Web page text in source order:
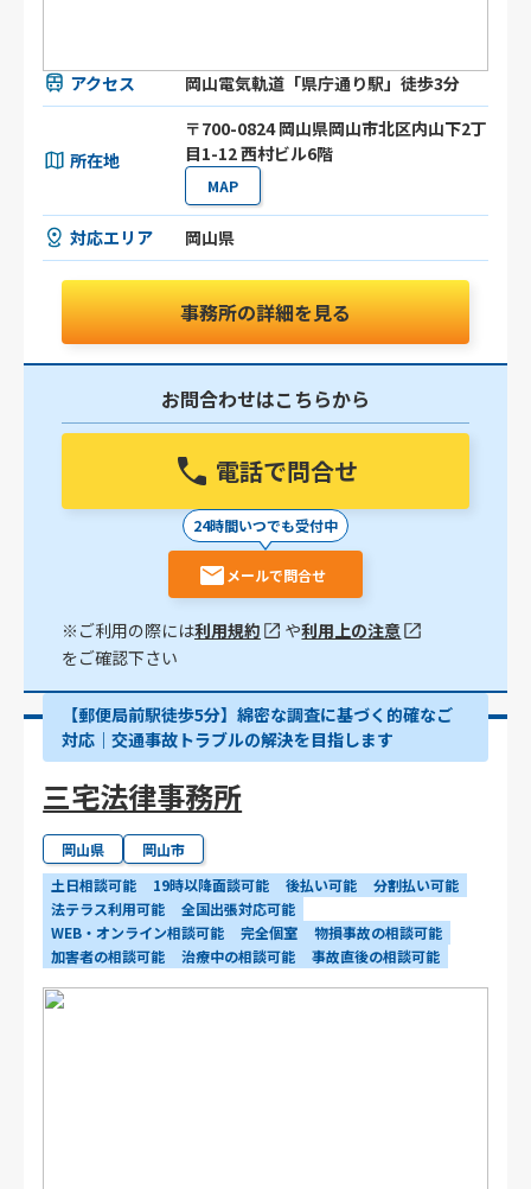
アクセス 岡山電気軌道「県庁通り駅」徒歩3分
所在地
〒700-0824 岡山県岡山市北区内山下2丁
目1-12 西村ビル6階
MAP
対応エリア 岡山県
事務所の詳細を見る
お問合わせはこちらから
電話で問合せ
24時間いつでも受付中
メールで問合せ
※ご利用の際には利用規約 や利用上の注意
をご確認下さい
【郵便局前駅徒歩5分】綿密な調査に基づく的確なご
対応｜交通事故トラブルの解決を目指します
三宅法律事務所
岡山県
岡山市
土日相談可能
19時以降面談可能 後払い可能
分割払い可能
法テラス利用可能
全国出張対応可能
WEB・オンライン相談可能
完全個室
物損事故の相談可能
加害者の相談可能
治療中の相談可能 事故直後の相談可能